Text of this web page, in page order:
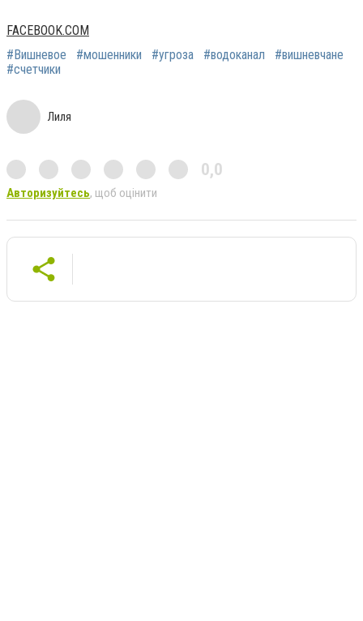
FACEBOOK.COM
#Вишневое
#мошенники #угроза #водоканал
#вишневчане
#счетчики
Лиля
0,0
Авторизуйтесь, щоб оцінити